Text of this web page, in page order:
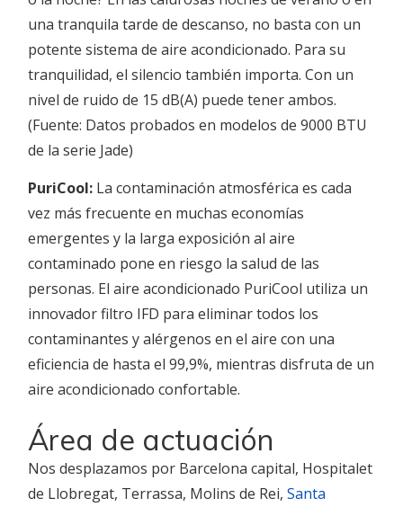
una tranquila tarde de descanso, no basta con un
potente sistema de aire acondicionado. Para su
tranquilidad, el silencio también importa. Con un
nivel de ruido de 15 dB(A) puede tener ambos.
(Fuente: Datos probados en modelos de 9000 BTU
de la serie Jade)
PuriCool: La contaminación atmosférica es cada
vez más frecuente en muchas economías
emergentes y la larga exposición al aire
contaminado pone en riesgo la salud de las
personas. El aire acondicionado PuriCool utiliza un
innovador filtro IFD para eliminar todos los
contaminantes y alérgenos en el aire con una
eficiencia de hasta el 99,9%, mientras disfruta de un
aire acondicionado confortable.
Área de actuación
Nos desplazamos por Barcelona capital, Hospitalet
de Llobregat, Terrassa, Molins de Rei, Santa